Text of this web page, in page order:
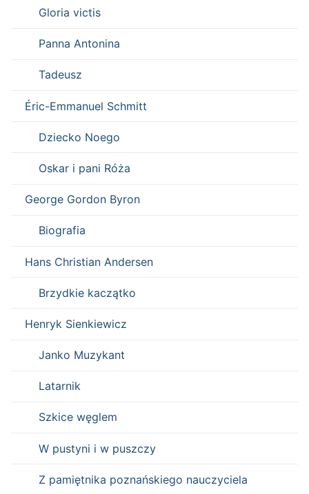
Gloria victis
Panna Antonina
Tadeusz
Éric-Emmanuel Schmitt
Dziecko Noego
Oskar i pani Róża
George Gordon Byron
Biografia
Hans Christian Andersen
Brzydkie kaczątko
Henryk Sienkiewicz
Janko Muzykant
Latarnik
Szkice węglem
W pustyni i w puszczy
Z pamiętnika poznańskiego nauczyciela